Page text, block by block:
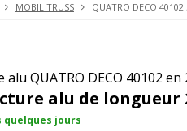
MOBIL TRUSS QUATRO DECO
QUATRO DECO 40102
alu de longueur
quelques jours